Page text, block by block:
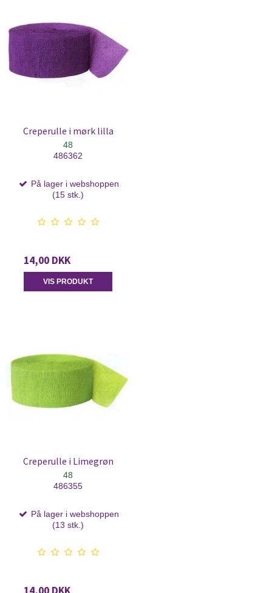
Creperulle i mørk lilla
48
486362
På lager i webshoppen
(15 stk.)
14,00 DKK
VIS PRODUKT
Creperulle i Limegrøn
48
486355
På lager i webshoppen
(13 stk.)